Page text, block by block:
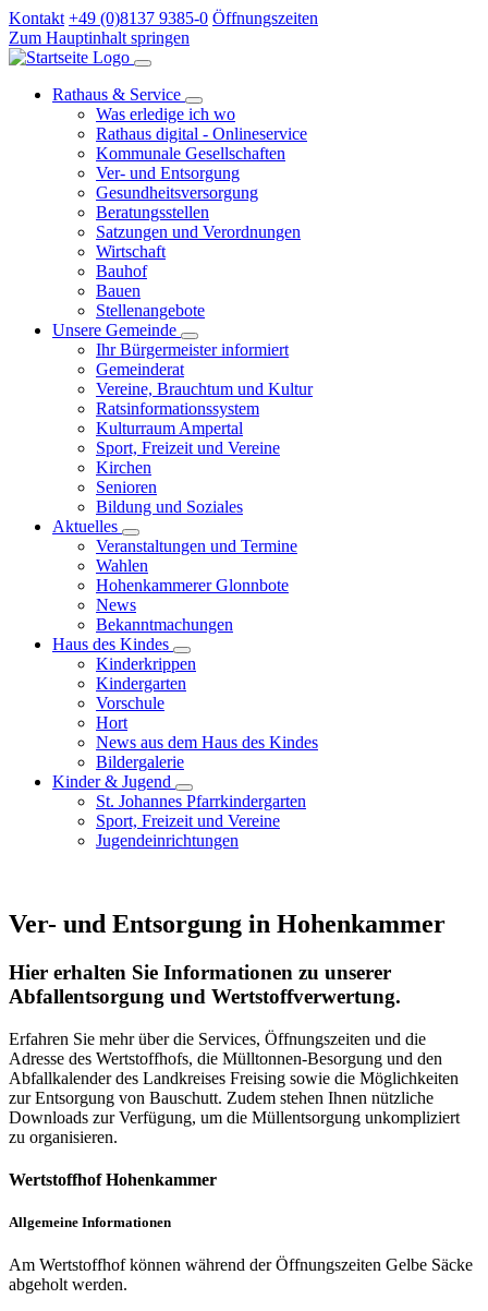
Kontakt +49 (0)8137 9385-0 Öffnungszeiten
Zum Hauptinhalt springen
Rathaus & Service
Was erledige ich wo
Rathaus digital - Onlineservice
Kommunale Gesellschaften
Ver- und Entsorgung
Gesundheitsversorgung
Beratungsstellen
Satzungen und Verordnungen
Wirtschaft
Bauhof
Bauen
Stellenangebote
Unsere Gemeinde
Ihr Bürgermeister informiert
Gemeinderat
Vereine, Brauchtum und Kultur
Ratsinformationssystem
Kulturraum Ampertal
Sport, Freizeit und Vereine
Kirchen
Senioren
Bildung und Soziales
Aktuelles
Veranstaltungen und Termine
Wahlen
Hohenkammerer Glonnbote
News
Bekanntmachungen
Haus des Kindes
Kinderkrippen
Kindergarten
Vorschule
Hort
News aus dem Haus des Kindes
Bildergalerie
Kinder & Jugend
St. Johannes Pfarrkindergarten
Sport, Freizeit und Vereine
Jugendeinrichtungen
Ver- und Entsorgung in Hohenkammer
Hier erhalten Sie Informationen zu unserer
Abfallentsorgung und Wertstoffverwertung.
Erfahren Sie mehr über die Services, Öffnungszeiten und die
Adresse des Wertstoffhofs, die Mülltonnen-Besorgung und den
Abfallkalender des Landkreises Freising sowie die Möglichkeiten
zur Entsorgung von Bauschutt. Zudem stehen Ihnen nützliche
Downloads zur Verfügung, um die Müllentsorgung unkompliziert
zu organisieren.
Wertstoffhof Hohenkammer
Allgemeine Informationen
Am Wertstoffhof können während der Öffnungszeiten Gelbe Säcke
abgeholt werden.